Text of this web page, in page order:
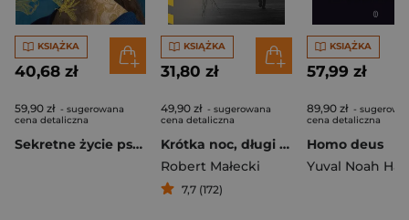
KSIĄŻKA
40,68 zł
59,90 zł - sugerowana
cena detaliczna
Sekretne życie pszczół wyd. 3
KSIĄŻKA
31,80 zł
49,90 zł - sugerowana
cena detaliczna
Krótka noc, długi krzyk
Robert Małecki
7,7 (172)
KSIĄŻKA
57,99 zł
89,90 zł -
cena detaliczna
Homo deus
Yuval Noah